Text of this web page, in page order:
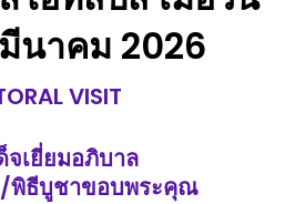
นาคม 2026
VISIT
จเยี่ยมอภิบาล
พิธีบูชาขอบพระคุณ